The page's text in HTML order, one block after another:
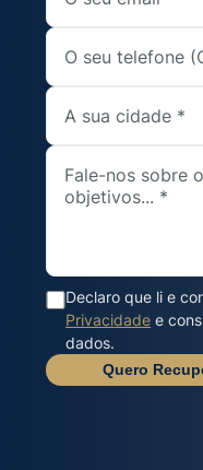
Declaro que li e
Privacidade e
dados.
Quero